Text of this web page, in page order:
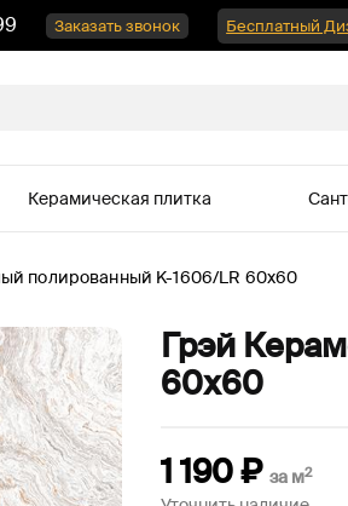
Заказать звонок Бесплатный
Керамическая плитка
полированный K-1606/LR 60х60
Грэй
60х60
1 190₽ за м2